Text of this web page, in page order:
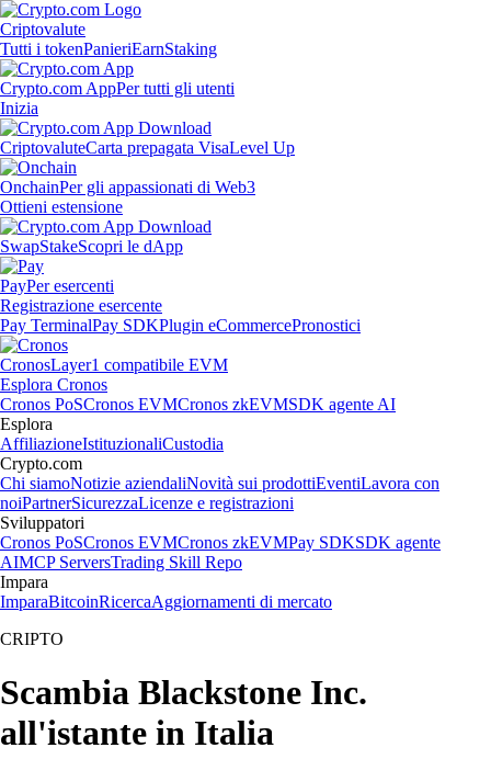
Criptovalute
Tutti i tokenPanieriEarnStaking
Crypto.com AppPer tutti gli utenti
Inizia
CriptovaluteCarta prepagata VisaLevel Up
OnchainPer gli appassionati di Web3
Ottieni estensione
SwapStakeScopri le dApp
PayPer esercenti
Registrazione esercente
Pay TerminalPay SDKPlugin eCommercePronostici
CronosLayer1 compatibile EVM
Esplora Cronos
Cronos PoSCronos EVMCronos zkEVMSDK agente AI
Esplora
AffiliazioneIstituzionaliCustodia
Crypto.com
Chi siamoNotizie aziendaliNovità sui prodottiEventiLavora con
noiPartnerSicurezzaLicenze e registrazioni
Sviluppatori
Cronos PoSCronos EVMCronos zkEVMPay SDKSDK agente
AIMCP ServersTrading Skill Repo
Impara
ImparaBitcoinRicercaAggiornamenti di mercato
CRIPTO
Scambia Blackstone Inc.
all'istante in Italia